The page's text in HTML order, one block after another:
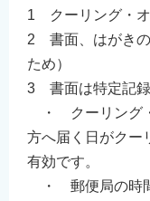
1 クーリング・オ
2 書面、はがきの
ため）
3 書面は特定記録
・ クーリング
方へ届く日がクー
有効です。
・ 郵便局の時間